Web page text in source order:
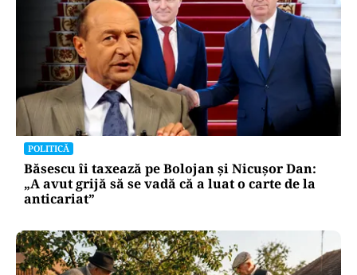
POLITICĂ
Băsescu îi taxează pe Bolojan și Nicușor Dan:
„A avut grijă să se vadă că a luat o carte de la
anticariat”